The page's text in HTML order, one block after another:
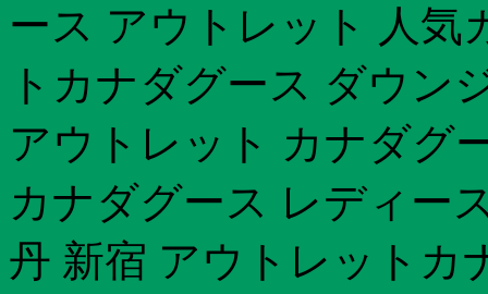
ース アウトレット 人気
トカナダグース ダウン
アウトレット カナダグ
カナダグース レディー
丹 新宿 アウトレットカ